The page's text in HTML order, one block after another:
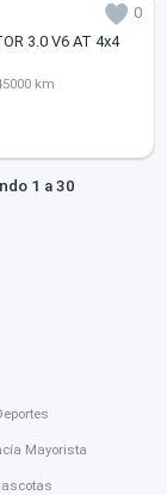
0
3.0 V6 AT 4x4
km
1 a 30
Mayorista